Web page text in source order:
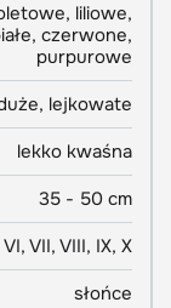
liliowe,
czerwone,
purpurowe
lejkowate
lekko kwaśna
35 - 50 cm
VI, VII, VIII, IX, X
słońce